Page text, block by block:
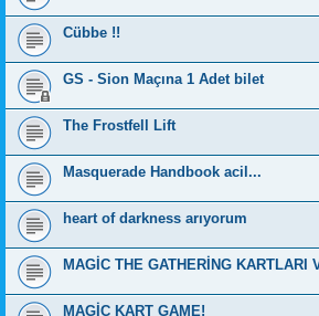
Cübbe !!
GS - Sion Maçına 1 Adet bilet
The Frostfell Lift
Masquerade Handbook acil...
heart of darkness arıyorum
MAGİC THE GATHERİNG KARTLARI
MAGİC KART GAME!